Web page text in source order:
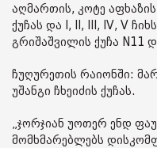
აღმართის, კოტე
ქუჩას და I, II, III, IV, V
გრიშაშვილის ქუჩა N11
ჩუღურეთის რაიონში:
უშანგი ჩხეიძის ქუჩას.
„ჯორჯიან უოთერ ენდ
მომხმარებლებს